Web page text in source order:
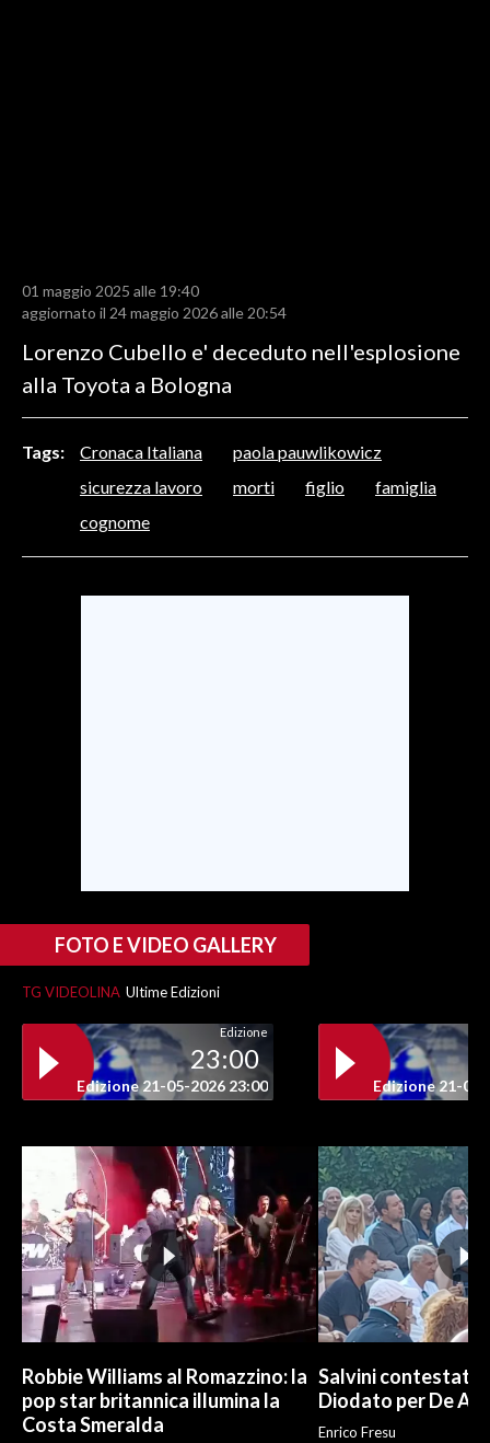
RISULTATI E CLASSIFICHE
CALCIO REGIONALE
BASKET
MOTORI
ALTRI SPORT
#CARAUNIONE
INSULARITÀ
ABBONATI
ANNUNCI
NECROLOGI
PUBBLICITÀ
SPIAGGE
STORE
01 maggio 2025 alle 19:40
aggiornato il 24 maggio 2026 alle 20:54
Lorenzo Cubello e' deceduto nell'esplosione
alla Toyota a Bologna
Tags: Cronaca Italiana
paola pauwlikowicz
sicurezza lavoro
morti figlio
famiglia
cognome
FOTO E VIDEO GALLERY
TG VIDEOLINA Ultime Edizioni
Edizione
23:00
Edizione 21-05-2026 23:00 Edizione 21-05-
Robbie Williams al Romazzino: la
pop star britannica illumina la
Costa Smeralda
Salvini contestato
Diodato per De
Enrico Fresu